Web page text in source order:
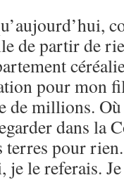
de partir de
pour mon
de millions.
dans la
terres pour
je le referais.